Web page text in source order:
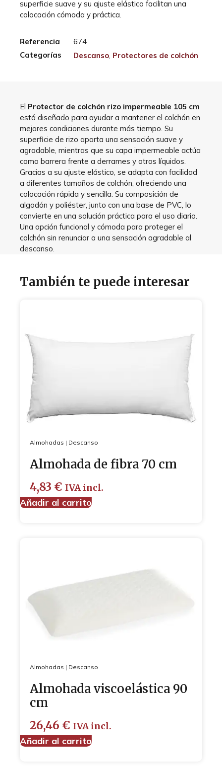
superficie suave y su ajuste elástico facilitan una
colocación cómoda y práctica.
Referencia
674
Categorías
Descanso Protectores de colchón
El Protector de colchón rizo impermeable 105 cm
está diseñado para ayudar a mantener el colchón en
mejores condiciones durante más tiempo. Su
superficie de rizo aporta una sensación suave y
agradable, mientras que su capa impermeable actúa
como barrera frente a derrames y otros líquidos.
Gracias a su ajuste elástico, se adapta con facilidad
a diferentes tamaños de colchón, ofreciendo una
colocación rápida y sencilla. Su composición de
algodón y poliéster, junto con una base de PVC, lo
convierte en una solución práctica para el uso diario.
Una opción funcional y cómoda para proteger el
colchón sin renunciar a una sensación agradable al
descanso.
También te puede interesar
Almohadas | Descanso
Almohada de fibra 70 cm
4,83 € IVA incl.
Añadir al carrito
Almohadas | Descanso
Almohada viscoelástica 90
cm
26,46 € IVA incl.
Añadir al carrito